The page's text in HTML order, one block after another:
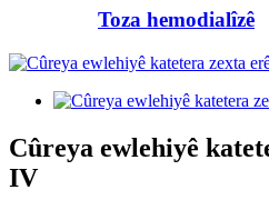
Toza hemodialîzê
Cûreya ewlehiyê
IV